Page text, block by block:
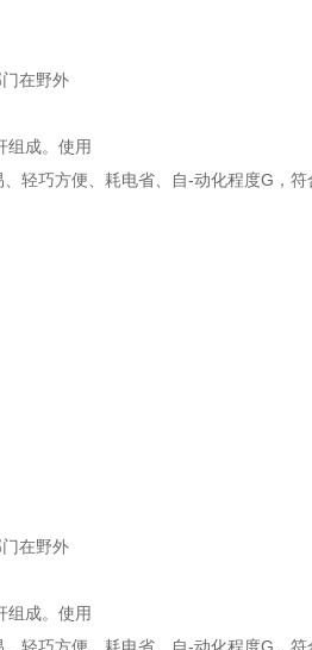
在野外
组成。使用
轻巧方便、耗电省、自-动化程度G，
在野外
组成。使用